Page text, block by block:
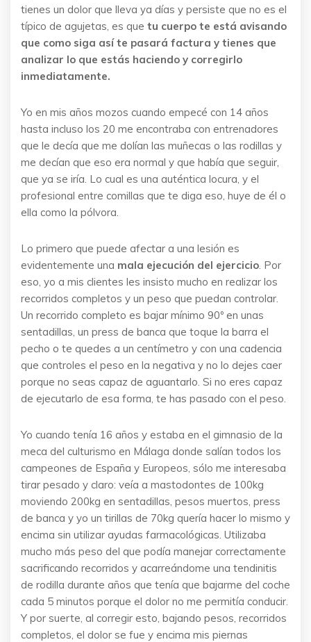
tienes un dolor que lleva ya días y persiste que no es el
típico de agujetas, es que tu cuerpo te está avisando
que como siga así te pasará factura y tienes que
analizar lo que estás haciendo y corregirlo
inmediatamente.
Yo en mis años mozos cuando empecé con 14 años
hasta incluso los 20 me encontraba con entrenadores
que le decía que me dolían las muñecas o las rodillas y
me decían que eso era normal y que había que seguir,
que ya se iría. Lo cual es una auténtica locura, y el
profesional entre comillas que te diga eso, huye de él o
ella como la pólvora.
Lo primero que puede afectar a una lesión es
evidentemente una mala ejecución del ejercicio. Por
eso, yo a mis clientes les insisto mucho en realizar los
recorridos completos y un peso que puedan controlar.
Un recorrido completo es bajar mínimo 90º en unas
sentadillas, un press de banca que toque la barra el
pecho o te quedes a un centímetro y con una cadencia
que controles el peso en la negativa y no lo dejes caer
porque no seas capaz de aguantarlo. Si no eres capaz
de ejecutarlo de esa forma, te has pasado con el peso.
Yo cuando tenía 16 años y estaba en el gimnasio de la
meca del culturismo en Málaga donde salían todos los
campeones de España y Europeos, sólo me interesaba
tirar pesado y claro: veía a mastodontes de 100kg
moviendo 200kg en sentadillas, pesos muertos, press
de banca y yo un tirillas de 70kg quería hacer lo mismo y
encima sin utilizar ayudas farmacológicas. Utilizaba
mucho más peso del que podía manejar correctamente
sacrificando recorridos y acarreándome una tendinitis
de rodilla durante años que tenía que bajarme del coche
cada 5 minutos porque el dolor no me permitía conducir.
Y por suerte, al corregir esto, bajando pesos, recorridos
completos, el dolor se fue y encima mis piernas